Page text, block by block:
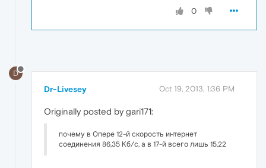
0
D
Dr-Livesey Oct 19, 2013, 1:36 PM
Originally posted by gari171:
почему в Опере 12-й скорость интернет
соединения 86,35 Кб/с, а в 17-й всего лишь 15,22